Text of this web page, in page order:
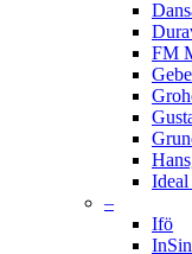
FM
Ideal
–
Ifö